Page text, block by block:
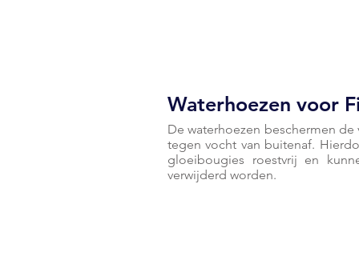
Waterhoezen voor
De waterhoezen beschermen
tegen vocht van buitenaf.
gloeibougies roestvrij en
verwijderd worden.